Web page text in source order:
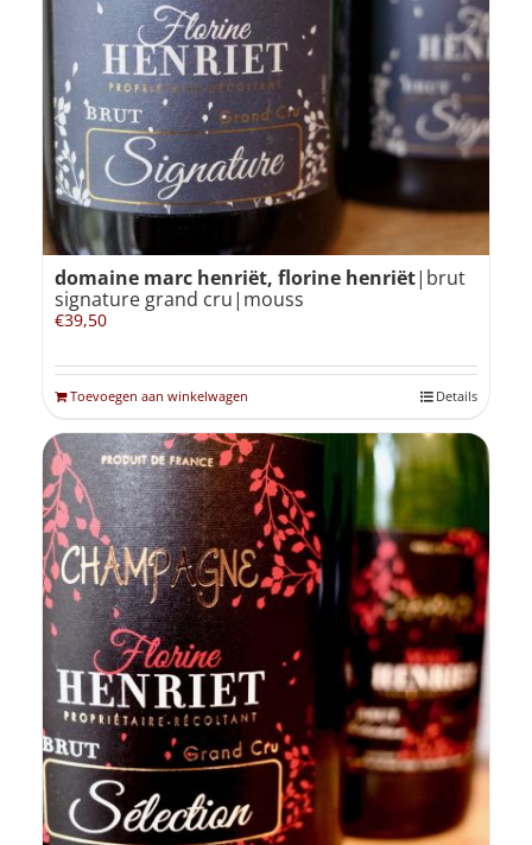
domaine marc henriët, florine henriët|brut
signature grand cru|mouss
€39,50
Toevoegen aan winkelwagen Details